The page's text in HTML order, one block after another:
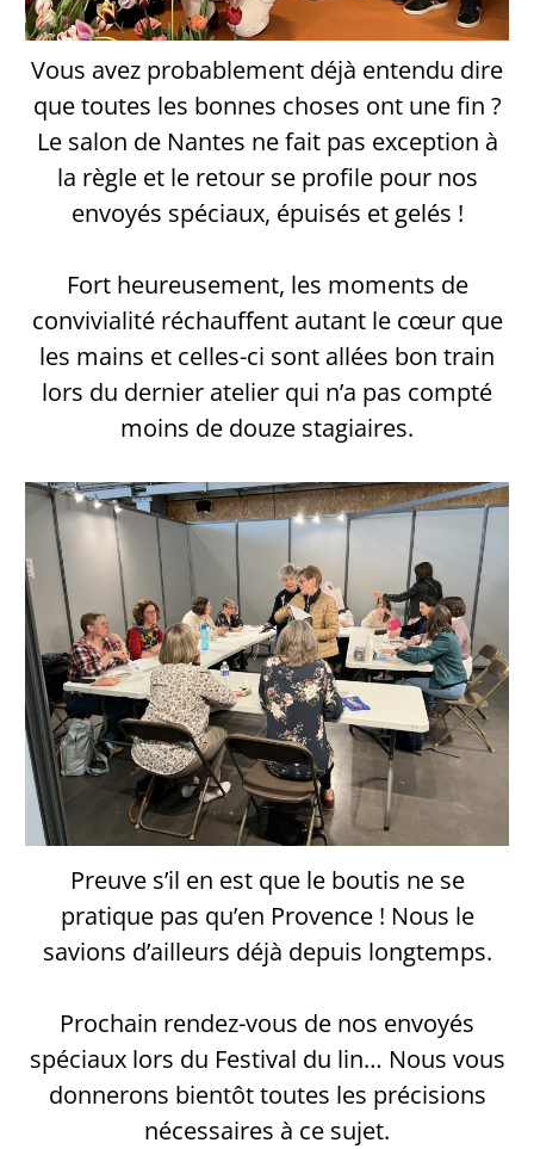
Vous avez probablement déjà entendu dire
que toutes les bonnes choses ont une fin ?
Le salon de Nantes ne fait pas exception à
la règle et le retour se profile pour nos
envoyés spéciaux, épuisés et gelés !
Fort heureusement, les moments de
convivialité réchauffent autant le cœur que
les mains et celles-ci sont allées bon train
lors du dernier atelier qui n’a pas compté
moins de douze stagiaires.
Preuve s’il en est que le boutis ne se
pratique pas qu’en Provence ! Nous le
savions d’ailleurs déjà depuis longtemps.
Prochain rendez-vous de nos envoyés
spéciaux lors du Festival du lin… Nous vous
donnerons bientôt toutes les précisions
nécessaires à ce sujet.